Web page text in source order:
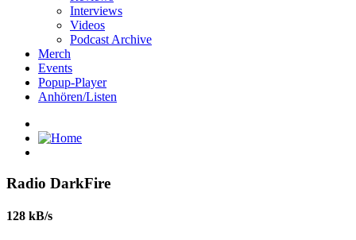
Interviews
Videos
Podcast Archive
Merch
Events
Popup-Player
Anhören/Listen
Radio DarkFire
128 kB/s